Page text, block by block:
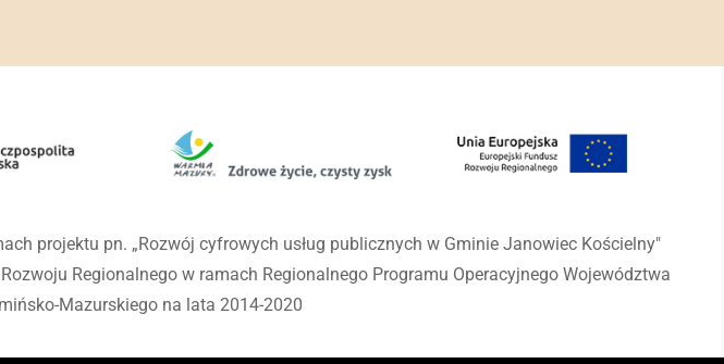
projektu pn. „Rozwój cyfrowych usług publicznych w Gminie Janowiec Kościelny"
Regionalnego w ramach Regionalnego Programu Operacyjnego Województwa
Mazurskiego na lata 2014-2020